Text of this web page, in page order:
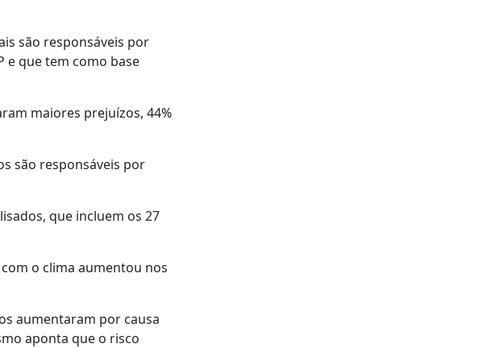
são responsáveis por
e que tem como base
maiores prejuízos, 44%
são responsáveis por
que incluem os 27
o clima aumentou nos
aumentaram por causa
aponta que o risco